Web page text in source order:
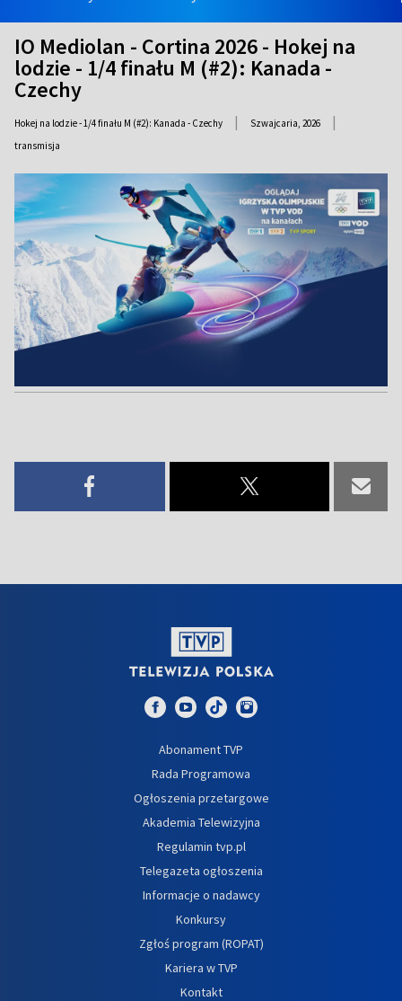
IO Mediolan - Cortina 2026 - Hokej na
lodzie - 1/4 finału M (#2): Kanada -
Czechy
Hokej na lodzie - 1/4 finału M (#2): Kanada - Czechy | Szwajcaria, 2026 |
transmisja
Abonament TVP
Rada Programowa
Ogłoszenia przetargowe
Akademia Telewizyjna
Regulamin tvp.pl
Telegazeta ogłoszenia
Informacje o nadawcy
Konkursy
Zgłoś program (ROPAT)
Kariera w TVP
Kontakt